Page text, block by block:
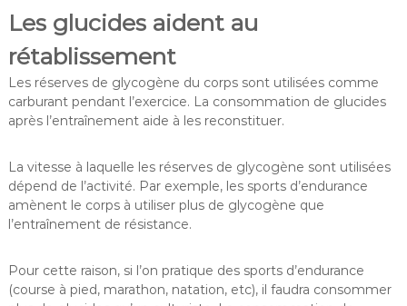
Les glucides aident au
rétablissement
Les réserves de glycogène du corps sont utilisées comme
carburant pendant l’exercice. La consommation de glucides
après l’entraînement aide à les reconstituer.
La vitesse à laquelle les réserves de glycogène sont utilisées
dépend de l’activité. Par exemple, les sports d’endurance
amènent le corps à utiliser plus de glycogène que
l’entraînement de résistance.
Pour cette raison, si l’on pratique des sports d’endurance
(course à pied, marathon, natation, etc), il faudra consommer